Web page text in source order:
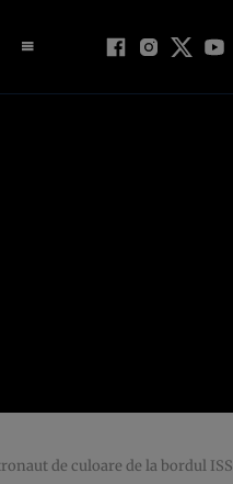
de culoare de la bordul ISS